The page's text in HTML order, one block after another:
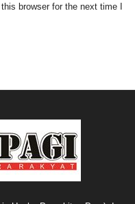
browser for the next time I